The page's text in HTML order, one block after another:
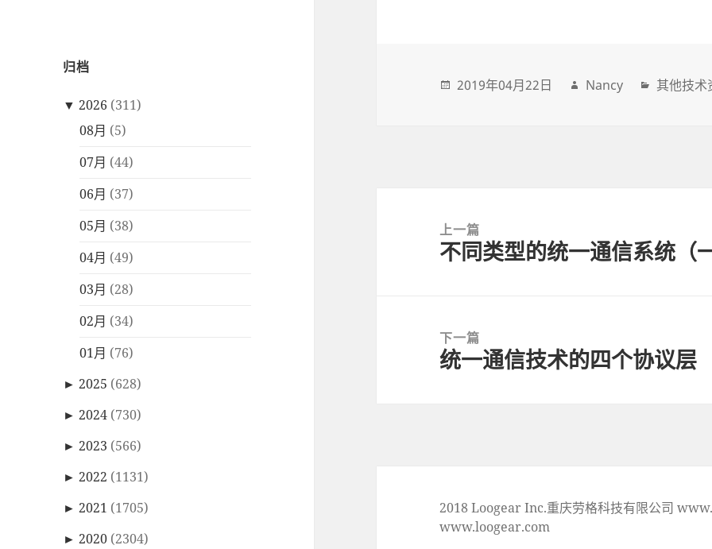
归档
▼ 2026 (311)
08月 (5)
07月 (44)
06月 (37)
05月 (38)
04月 (49)
03月 (28)
02月 (34)
01月 (76)
► 2025 (628)
► 2024 (730)
► 2023 (566)
► 2022 (1131)
► 2021 (1705)
► 2020 (2304)
2019年04月22日 Nancy 其他技术
navigation上一篇
上
章:
不同类型的统一通信系统（
下一篇
下
统一通信技术的四个协议层
2018 Loogear Inc.重庆劳格科技有限公司
www.loogear.com